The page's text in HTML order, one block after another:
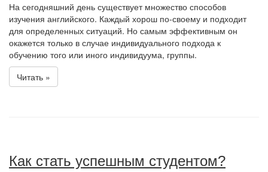
На сегодняшний день существует множество способов
изучения английского. Каждый хорош по-своему и подходит
для определенных ситуаций. Но самым эффективным он
окажется только в случае индивидуального подхода к
обучению того или иного индивидуума, группы.
Читать »
Как стать успешным студентом?